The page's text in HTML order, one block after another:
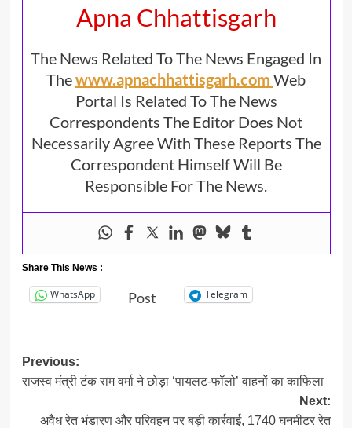
Apna Chhattisgarh
The News Related To The News Engaged In
Thewww.apnachhattisgarh.com Web
Portal Is Related To The News
Correspondents The Editor Does Not
Necessarily Agree With These Reports The
Correspondent Himself Will Be
Responsible For The News.
Share This News :
WhatsApp Post Telegram
Post
navigation
Previous:
राजस्व मंत्री टंक राम वर्मा ने छोड़ा ‘पायलट-फॉलो’ वाहनों का काफिला
Next:
अवैध रेत भंडारण और परिवहन पर बड़ी कार्रवाई, 1740 घनमीटर रेत